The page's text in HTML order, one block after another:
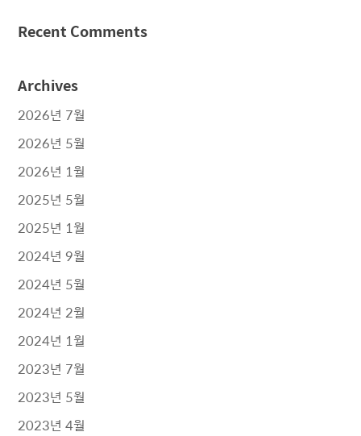
Recent Comments
Archives
2026년 7월
2026년 5월
2026년 1월
2025년 5월
2025년 1월
2024년 9월
2024년 5월
2024년 2월
2024년 1월
2023년 7월
2023년 5월
2023년 4월